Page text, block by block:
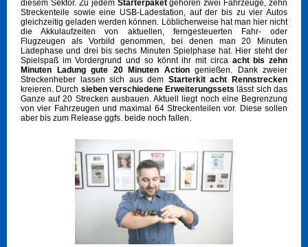
diesem Sektor. Zu jedem Starterpaketgehören zwei Fahrzeuge, zehn
Streckenteile sowie eine USB-Ladestation, auf der bis zu vier Autos
gleichzeitig geladen werden können. Löblicherweise hat man hier nicht
die Akkulaufzeiten von aktuellen, ferngesteuerten Fahr- oder
Flugzeugen als Vorbild genommen, bei denen man 20 Minuten
Ladephase und drei bis sechs Minuten Spielphase hat. Hier steht der
Spielspaß im Vordergrund und so könnt ihr mit circa acht bis zehn
Minuten Ladung gute 20 Minuten Actiongenießen. Dank zweier
Streckenheber lassen sich aus dem Starterkit acht Rennstrecken
kreieren. Durch sieben verschiedene Erweiterungssets lässt sich das
Ganze auf 20 Strecken ausbauen. Aktuell liegt noch eine Begrenzung
von vier Fahrzeugen und maximal 64 Streckenteilen vor. Diese sollen
aber bis zum Release ggfs. beide noch fallen.